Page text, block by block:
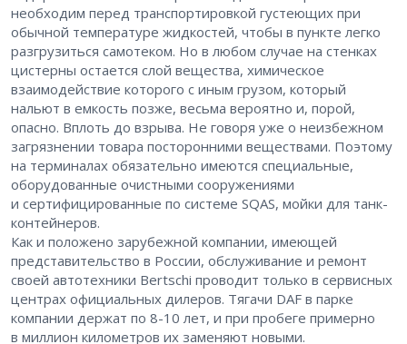
необходим перед транспортировкой густеющих при
обычной температуре жидкостей, чтобы в пункте легко
разгрузиться самотеком. Но в любом случае на стенках
цистерны остается слой вещества, химическое
взаимодействие которого с иным грузом, который
нальют в емкость позже, весьма вероятно и, порой,
опасно. Вплоть до взрыва. Не говоря уже о неизбежном
загрязнении товара посторонними веществами. Поэтому
на терминалах обязательно имеются специальные,
оборудованные очистными сооружениями
и сертифицированные по системе SQAS, мойки для танк-
контейнеров.
Как и положено зарубежной компании, имеющей
представительство в России, обслуживание и ремонт
своей автотехники Bertschi проводит только в сервисных
центрах официальных дилеров. Тягачи DAF в парке
компании держат по 8-10 лет, и при пробеге примерно
в миллион километров их заменяют новыми.